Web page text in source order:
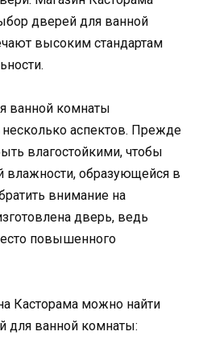
дверей для ванной
высоким стандартам
ванной комнаты
аспектов. Прежде
влагостойкими, чтобы
влажности, образующейся в
внимание на
дверь, ведь
повышенного
Касторама можно найти
для ванной комнаты: